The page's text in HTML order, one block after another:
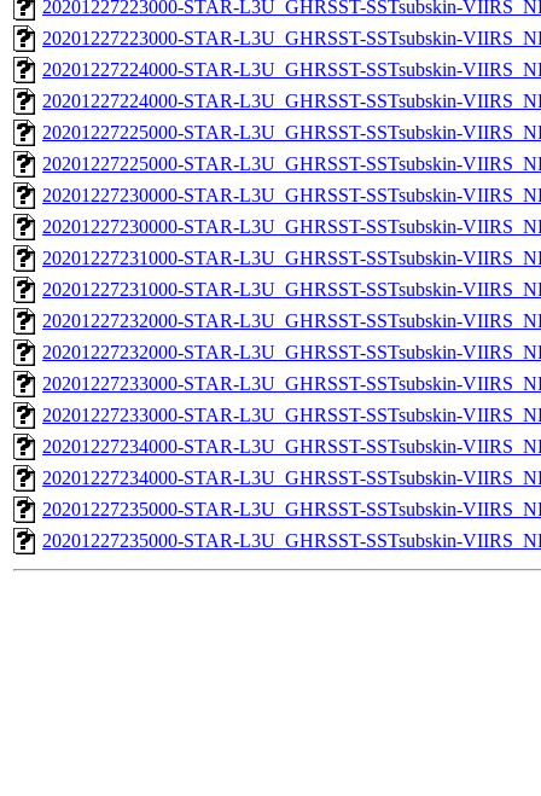
20201227223000-STAR-L3U_GHRSST-SSTsubskin-
20201227223000-STAR-L3U_GHRSST-SSTsubskin-
20201227224000-STAR-L3U_GHRSST-SSTsubskin-
20201227224000-STAR-L3U_GHRSST-SSTsubskin-
20201227225000-STAR-L3U_GHRSST-SSTsubskin-
20201227225000-STAR-L3U_GHRSST-SSTsubskin-
20201227230000-STAR-L3U_GHRSST-SSTsubskin-
20201227230000-STAR-L3U_GHRSST-SSTsubskin-
20201227231000-STAR-L3U_GHRSST-SSTsubskin-
20201227231000-STAR-L3U_GHRSST-SSTsubskin-
20201227232000-STAR-L3U_GHRSST-SSTsubskin-
20201227232000-STAR-L3U_GHRSST-SSTsubskin-
20201227233000-STAR-L3U_GHRSST-SSTsubskin-
20201227233000-STAR-L3U_GHRSST-SSTsubskin-
20201227234000-STAR-L3U_GHRSST-SSTsubskin-
20201227234000-STAR-L3U_GHRSST-SSTsubskin-
20201227235000-STAR-L3U_GHRSST-SSTsubskin-
20201227235000-STAR-L3U_GHRSST-SSTsubskin-